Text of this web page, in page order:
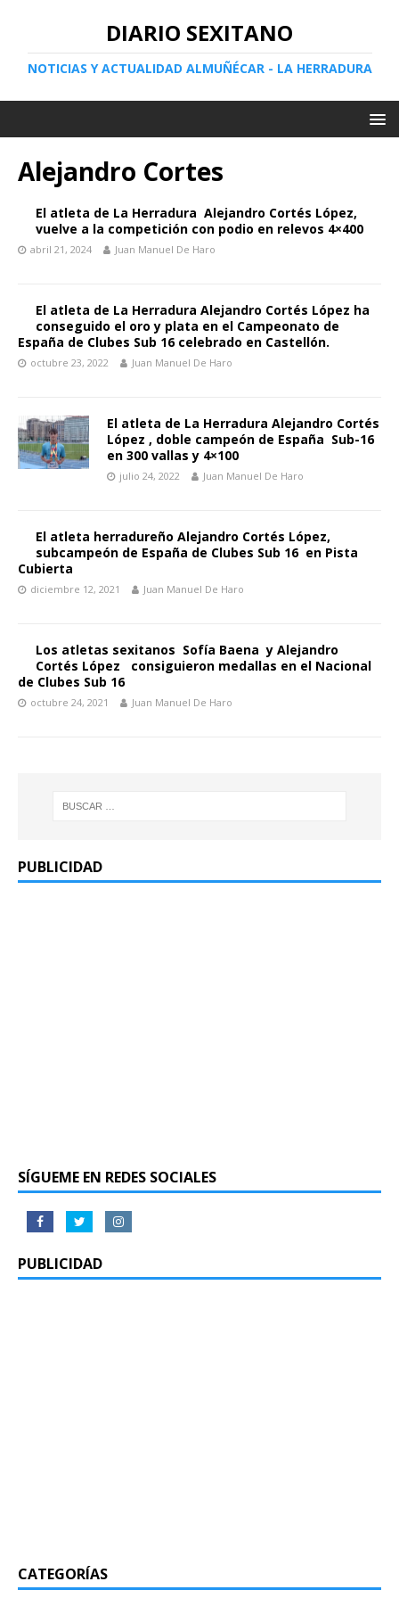
DIARIO SEXITANO
NOTICIAS Y ACTUALIDAD ALMUÑÉCAR - LA HERRADURA
Alejandro Cortes
El atleta de La Herradura Alejandro Cortés López,
vuelve a la competición con podio en relevos 4×400
abril 21, 2024 Juan Manuel De Haro
El atleta de La Herradura Alejandro Cortés López ha
conseguido el oro y plata en el Campeonato de
España de Clubes Sub 16 celebrado en Castellón.
octubre 23, 2022 Juan Manuel De Haro
El atleta de La Herradura Alejandro Cortés
López , doble campeón de España Sub-16
en 300 vallas y 4×100
julio 24, 2022 Juan Manuel De Haro
El atleta herradureño Alejandro Cortés López,
subcampeón de España de Clubes Sub 16 en Pista
Cubierta
diciembre 12, 2021 Juan Manuel De Haro
Los atletas sexitanos Sofía Baena y Alejandro
Cortés López consiguieron medallas en el Nacional
de Clubes Sub 16
octubre 24, 2021 Juan Manuel De Haro
PUBLICIDAD
SÍGUEME EN REDES SOCIALES
PUBLICIDAD
CATEGORÍAS